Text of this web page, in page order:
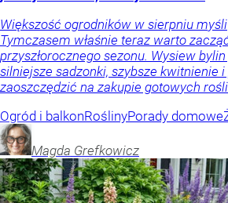
Większość ogrodników w sierpniu
Tymczasem właśnie teraz warto
przyszłorocznego sezonu. Wysiew
silniejsze sadzonki, szybsze kwitnienie
zaoszczędzić na zakupie gotowych
Ogród i balkonRoślinyPorady domowe
Magda Grefkowicz